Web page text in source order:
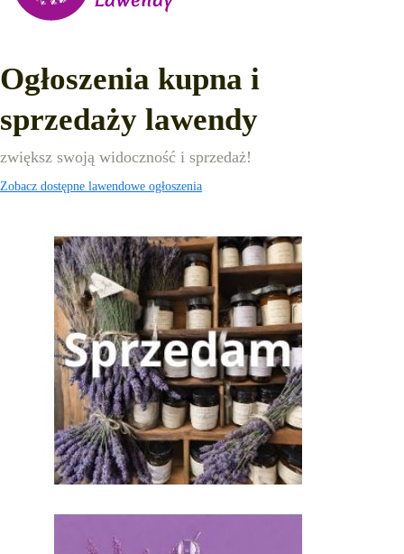
Ogłoszenia kupna i
sprzedaży lawendy
zwiększ swoją widoczność i sprzedaż!
Zobacz dostępne lawendowe ogłoszenia